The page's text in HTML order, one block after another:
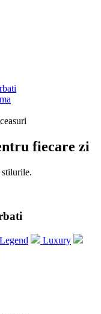
fiecare zi
Legend
Luxury